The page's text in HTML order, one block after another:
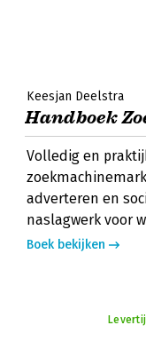
Keesjan Deelstra
Handboek
Volledig en
adverteren en
naslagwerk voor
Boek bekijken